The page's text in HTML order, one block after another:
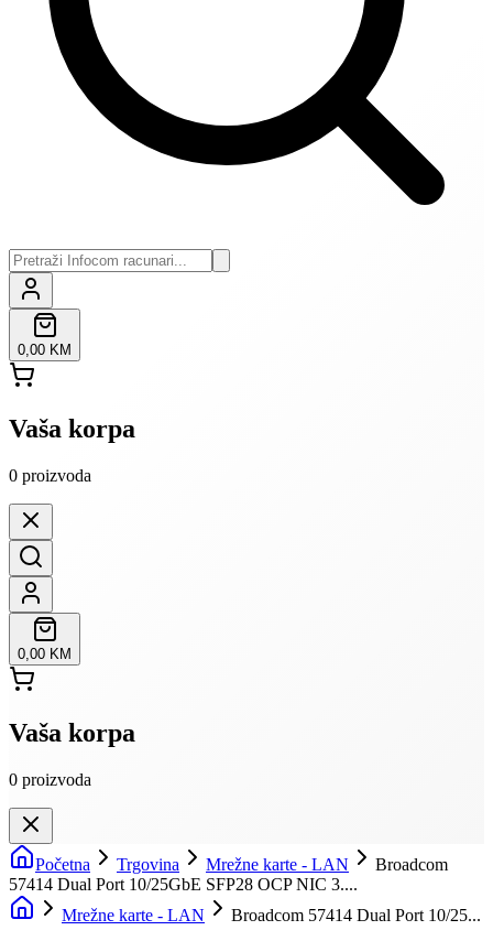
0,00 KM
Vaša korpa
0 proizvoda
0,00 KM
Vaša korpa
0 proizvoda
Početna Trgovina Mrežne karte - LAN
Broadcom
57414 Dual Port 10/25GbE SFP28 OCP NIC 3....
Mrežne karte - LAN
Broadcom 57414 Dual Port 10/25...